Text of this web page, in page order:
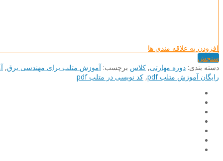
افزودن به علاقه مندی ها
سنجش
دسته بند‌ی: دوره مهارتی, کلاس برچسب:آموزش متلب برای مهندسی برق,
رایگان آموزش متلب pdf
, کد نویسی در متلب pdf